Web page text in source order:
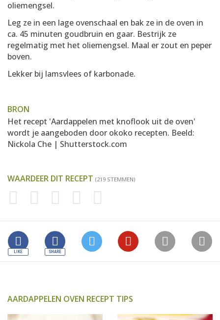
oliemengsel.
Leg ze in een lage ovenschaal en bak ze in de oven in
ca. 45 minuten goudbruin en gaar. Bestrijk ze
regelmatig met het oliemengsel. Maal er zout en peper
boven.
Lekker bij lamsvlees of karbonade.
BRON
Het recept 'Aardappelen met knoflook uit de oven'
wordt je aangeboden door okoko recepten. Beeld:
Nickola Che | Shutterstock.com
WAARDEER DIT RECEPT (219 STEMMEN)
AARDAPPELEN OVEN RECEPT TIPS